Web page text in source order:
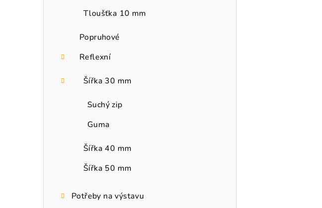
Tloušťka 10 mm
Popruhové
Reflexní
Šířka 30 mm
Suchý zip
Guma
Šířka 40 mm
Šířka 50 mm
Potřeby na výstavu